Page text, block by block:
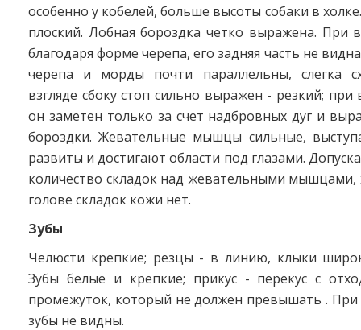
особенно у кобелей, больше высоты собаки в
плоский. Лобная бороздка четко выражена. При
благодаря форме черепа, его задняя часть не
черепа и морды почти параллельны, слегка
взгляде сбоку стоп сильно выражен - резкий; при
он заметен только за счет надбровных дуг и
бороздки. Жевательные мышцы сильные,
развиты и достигают области под глазами.
количество складок над жевательными мышцами,
голове складок кожи нет.
Зубы
Челюсти крепкие; резцы - в линию, клыки
Зубы белые и крепкие; прикус - перекус с
промежуток, который не должен превышать . При
зубы не видны.